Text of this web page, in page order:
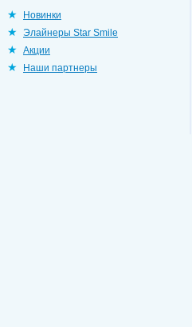
Новинки
Элайнеры Star Smile
Акции
Наши партнеры